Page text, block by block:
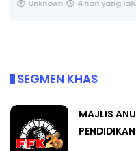
SEGMEN KHAS
MAJLIS